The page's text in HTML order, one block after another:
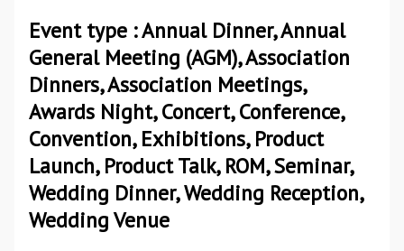
Event type : Annual Dinner, Annual
General Meeting (AGM), Association
Dinners, Association Meetings,
Awards Night, Concert, Conference,
Convention, Exhibitions, Product
Launch, Product Talk, ROM, Seminar,
Wedding Dinner, Wedding Reception,
Wedding Venue